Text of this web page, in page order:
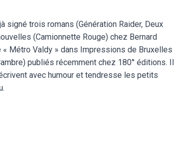
signé trois romans (Génération Raider, Deux
(Camionnette Rouge) chez Bernard
« Métro Valdy » dans Impressions de Bruxelles
publiés récemment chez 180° éditions. Il
avec humour et tendresse les petits